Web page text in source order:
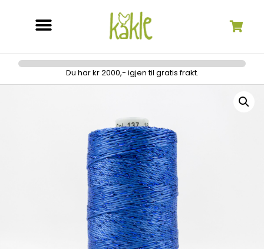
Du har kr 2000,- igjen til gratis frakt.